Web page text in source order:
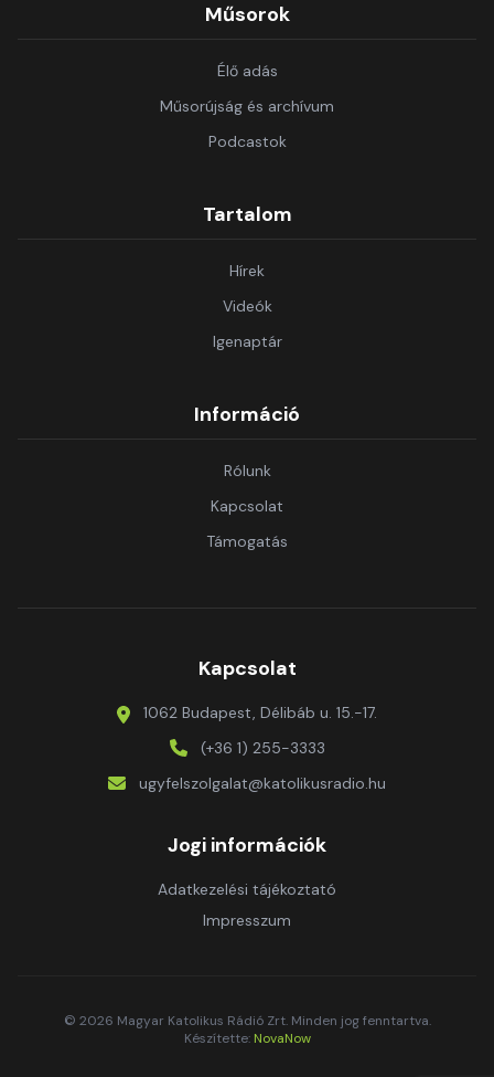
Műsorok
Élő adás
Műsorújság és archívum
Podcastok
Tartalom
Hírek
Videók
Igenaptár
Információ
Rólunk
Kapcsolat
Támogatás
Kapcsolat
1062 Budapest, Délibáb u. 15.-17.
(+36 1) 255-3333
ugyfelszolgalat@katolikusradio.hu
Jogi információk
Adatkezelési tájékoztató
Impresszum
© 2026 Magyar Katolikus Rádió Zrt. Minden jog fenntartva.
Készítette: NovaNow